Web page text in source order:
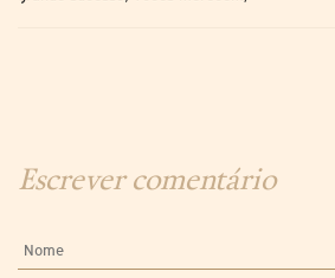
Escrever comentário